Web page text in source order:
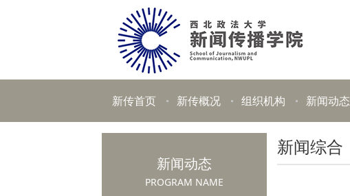
新传首页 新传概况 组织机构 新闻动态
新闻动态
PROGRAM NAME
新闻综合